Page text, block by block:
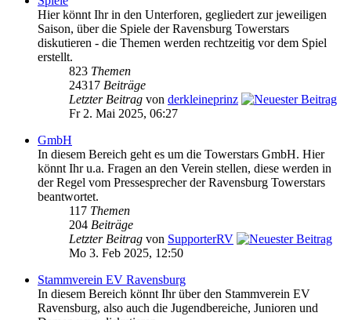
Hier könnt Ihr in den Unterforen, gegliedert zur jeweiligen
Saison, über die Spiele der Ravensburg Towerstars
diskutieren - die Themen werden rechtzeitig vor dem Spiel
erstellt.
823 Themen
24317 Beiträge
Letzter Beitrag von derkleineprinz
Fr 2. Mai 2025, 06:27
GmbH
In diesem Bereich geht es um die Towerstars GmbH. Hier
könnt Ihr u.a. Fragen an den Verein stellen, diese werden in
der Regel vom Pressesprecher der Ravensburg Towerstars
beantwortet.
117 Themen
204 Beiträge
Letzter Beitrag von SupporterRV
Mo 3. Feb 2025, 12:50
Stammverein EV Ravensburg
In diesem Bereich könnt Ihr über den Stammverein EV
Ravensburg, also auch die Jugendbereiche, Junioren und